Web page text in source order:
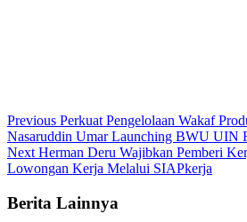
Continue
Reading
Previous Perkuat Pengelolaan Wakaf
Nasaruddin Umar Launching BWU UIN
Next Herman Deru Wajibkan Pemberi
Lowongan Kerja Melalui SIAPkerja
Berita Lainnya